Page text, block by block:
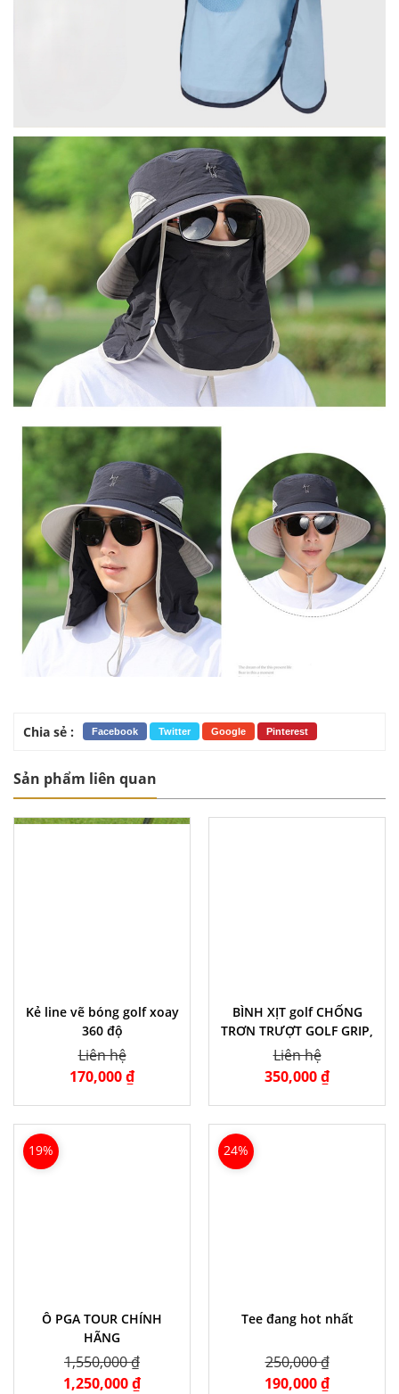
Chia sẻ : Facebook Twitter Google Pinterest
Sản phẩm liên quan
Kẻ line vẽ bóng golf xoay
360 độ
Liên hệ
170,000 ₫
BÌNH XỊT golf CHỐNG
TRƠN TRƯỢT GOLF GRIP,
KHỬ KHUẨN HÚT ẨM TAY
CÂM
Liên hệ
350,000 ₫
19%
Ô PGA TOUR CHÍNH
HÃNG
1,550,000 ₫
1,250,000 ₫
24%
Tee đang hot nhất
250,000 ₫
190,000 ₫